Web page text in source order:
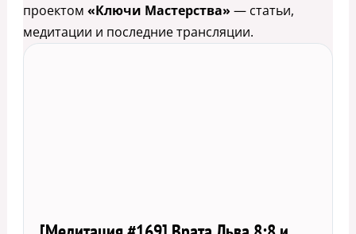
проектом «Ключи Мастерства» — статьи,
медитации и последние трансляции.